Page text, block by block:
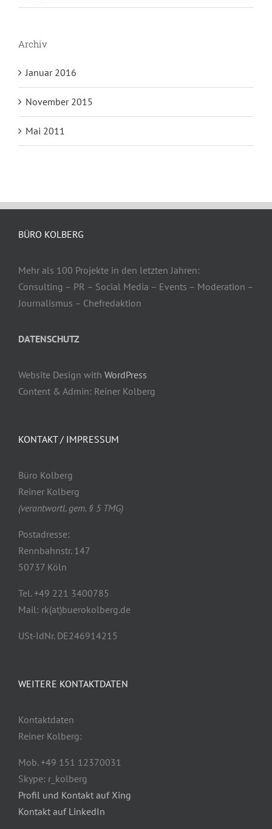
Archiv
Januar 2016
November 2015
Mai 2011
BÜRO KOLBERG
Mehr als 100 Projekte in den letzten Jahren:
Consulting – PR – Social Media – Events – Moderation –
Journalismus – Chefredaktion
DATENSCHUTZ
Website Design with WordPress
Content & Admin: Reiner Kolberg
KONTAKT / IMPRESSUM
Büro Kolberg
Reiner Kolberg
(verantwortl. gem. § 5 TMG)
Postadresse:
Rennbahnstr. 147
50737 Köln
Tel. +49 221 3400785
Mail: rk(at)buerokolberg.de
USt-IdNr. DE246914215
WEITERE KONTAKTDATEN
Kontaktdaten
Reiner Kolberg:
Mob. +49 151 12370031
Skype: r_kolberg
Profil und Kontakt auf Xing
Kontakt auf LinkedIn